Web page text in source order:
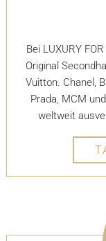
Bei LUXURY
Original
Vuitton. Chanel,
Prada, MCM
weltweit